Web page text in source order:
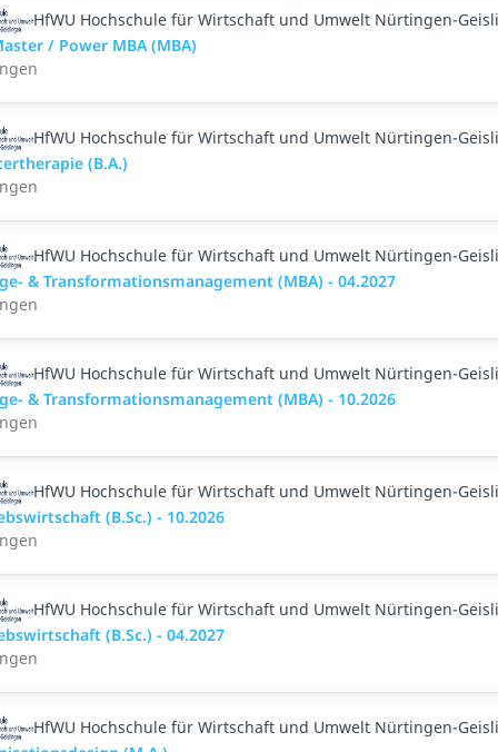
HfWU Hochschule für Wirtschaft und Umwelt Nürtingen-
/ Power MBA (MBA)
HfWU Hochschule für Wirtschaft und Umwelt Nürtingen-
(B.A.)
HfWU Hochschule für Wirtschaft und Umwelt Nürtingen-
& Transformationsmanagement (MBA) - 04.2027
HfWU Hochschule für Wirtschaft und Umwelt Nürtingen-
& Transformationsmanagement (MBA) - 10.2026
HfWU Hochschule für Wirtschaft und Umwelt Nürtingen-
(B.Sc.) - 10.2026
HfWU Hochschule für Wirtschaft und Umwelt Nürtingen-
(B.Sc.) - 04.2027
HfWU Hochschule für Wirtschaft und Umwelt Nürtingen-